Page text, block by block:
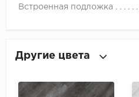
Встроенная подложка
Другие цвета